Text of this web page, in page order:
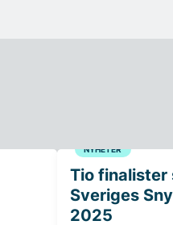
NYHETER
Tio finalister
Sveriges
2025